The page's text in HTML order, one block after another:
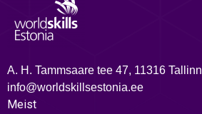
A. H. Tammsaare tee 47, 11316 Tallinn
info@worldskillsestonia.ee
Meist